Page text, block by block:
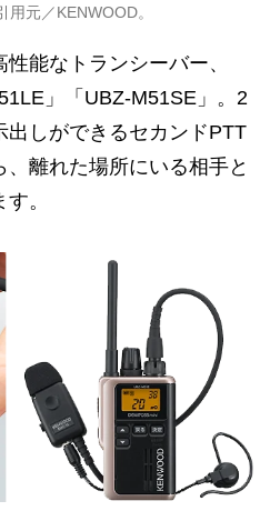
元／KENWOOD。
能なトランシーバー、
」「UBZ-M51SE」。2
出しができるセカンドPTT
離れた場所にいる相手と
。